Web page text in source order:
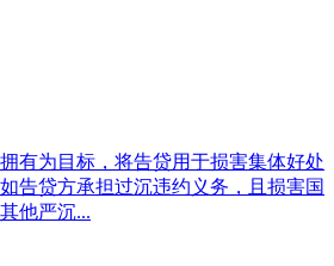
有为目标，将告贷用于损害集体好处
告贷方承担过沉违约义务，且损害国
他严沉...